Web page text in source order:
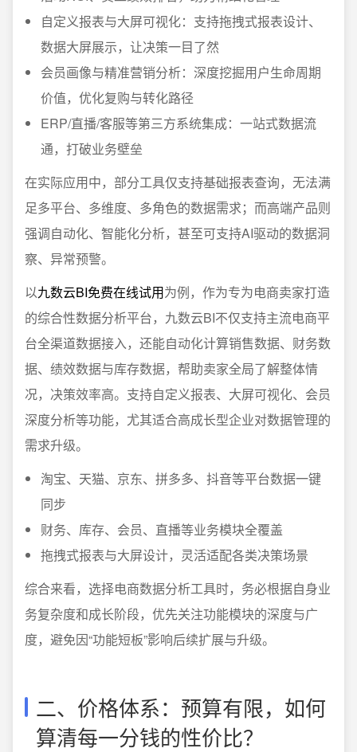
自定义报表与大屏可视化：支持拖拽式报表设计、
数据大屏展示，让决策一目了然
会员画像与精准营销分析：深度挖掘用户生命周期
价值，优化复购与转化路径
ERP/直播/客服等第三方系统集成：一站式数据流
通，打破业务壁垒
在实际应用中，部分工具仅支持基础报表查询，无法满
足多平台、多维度、多角色的数据需求；而高端产品则
强调自动化、智能化分析，甚至可支持AI驱动的数据洞
察、异常预警。
以九数云BI免费在线试用为例，作为专为电商卖家打造
的综合性数据分析平台，九数云BI不仅支持主流电商平
台全渠道数据接入，还能自动化计算销售数据、财务数
据、绩效数据与库存数据，帮助卖家全局了解整体情
况，决策效率高。支持自定义报表、大屏可视化、会员
深度分析等功能，尤其适合高成长型企业对数据管理的
需求升级。
淘宝、天猫、京东、拼多多、抖音等平台数据一键
同步
财务、库存、会员、直播等业务模块全覆盖
拖拽式报表与大屏设计，灵活适配各类决策场景
综合来看，选择电商数据分析工具时，务必根据自身业
务复杂度和成长阶段，优先关注功能模块的深度与广
度，避免因“功能短板”影响后续扩展与升级。
二、价格体系：预算有限，如何
算清每一分钱的性价比？